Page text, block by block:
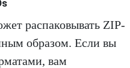
распаковывать ZIP-
образом. Если вы
вам